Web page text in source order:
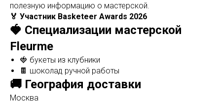
полезную информацию о мастерской.
🏅 Участник Basketeer Awards 2026
🍓 Специализации мастерской
Fleurme
🍓 букеты из клубники
🍫 шоколад ручной работы
🚚 География доставки
Москва